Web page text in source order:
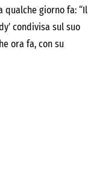
qualche giorno fa: “Il
condivisa sul suo
ora fa, con su